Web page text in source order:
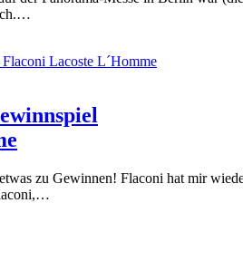
zu Gewinnen! Flaconi hat mir